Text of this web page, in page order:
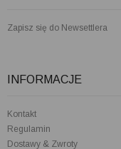
Zapisz się do Newsettlera
INFORMACJE
Kontakt
Regulamin
Dostawy & Zwroty